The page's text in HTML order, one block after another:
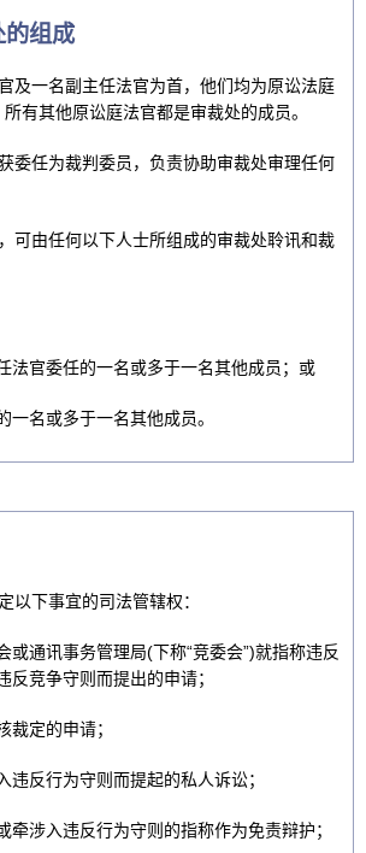
的组成
及一名副主任法官为首，他们均为原讼法庭
有其他原讼庭法官都是审裁处的成员。
委任为裁判委员，负责协助审裁处审理任何
可由任何以下人士所组成的审裁处聆讯和裁
法官委任的一名或多于一名其他成员；或
一名或多于一名其他成员。
以下事宜的司法管辖权：
或通讯事务管理局(下称“竞委会”)就指称违反
反竞争守则而提出的申请；
裁定的申请；
违反行为守则而提起的私人诉讼；
牵涉入违反行为守则的指称作为免责辩护；